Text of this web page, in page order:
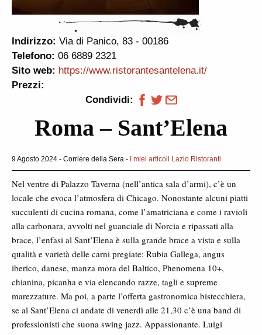
Indirizzo: Via di Panico, 83 - 00186
Telefono: 06 6889 2321
Sito web: https://www.ristorantesantelena.it/
Prezzi:
Condividi:
Roma – Sant’Elena
9 Agosto 2024 - Corriere della Sera - I miei articoli Lazio Ristoranti
Nel ventre di Palazzo Taverna (nell’antica sala d’armi), c’è un
locale che evoca l’atmosfera di Chicago. Nonostante alcuni piatti
succulenti di cucina romana, come l’amatriciana e come i ravioli
alla carbonara, avvolti nel guanciale di Norcia e ripassati alla
brace, l’enfasi al Sant’Elena è sulla grande brace a vista e sulla
qualità e varietà delle carni pregiate: Rubia Gallega, angus
iberico, danese, manza mora del Baltico, Phenomena 10+,
chianina, picanha e via elencando razze, tagli e supreme
marezzature. Ma poi, a parte l’offerta gastronomica bistecchiera,
se al Sant’Elena ci andate di venerdì alle 21,30 c’è una band di
professionisti che suona swing jazz. Appassionante. Luigi